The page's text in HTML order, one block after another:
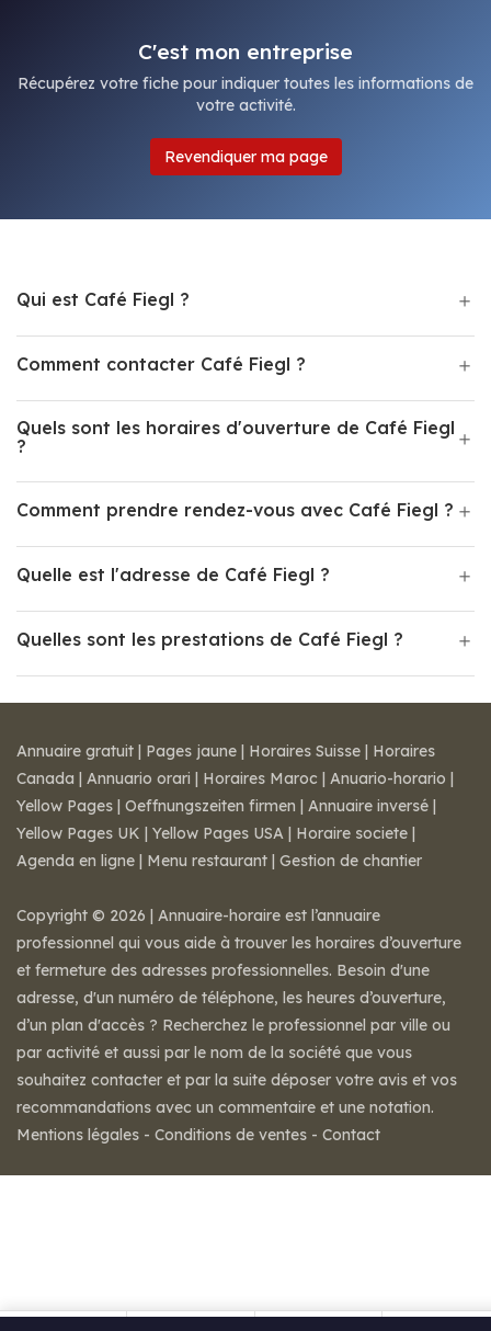
C'est mon entreprise
Récupérez votre fiche pour indiquer toutes les informations de
votre activité.
Revendiquer ma page
Qui est Café Fiegl ?
Comment contacter Café Fiegl ?
Quels sont les horaires d'ouverture de Café Fiegl
?
Comment prendre rendez-vous avec Café Fiegl ?
Quelle est l'adresse de Café Fiegl ?
Quelles sont les prestations de Café Fiegl ?
Annuaire gratuit | Pages jaune | Horaires Suisse | Horaires
Canada | Annuario orari | Horaires Maroc | Anuario-horario |
Yellow Pages | Oeffnungszeiten firmen | Annuaire inversé |
Yellow Pages UK | Yellow Pages USA | Horaire societe |
Agenda en ligne | Menu restaurant | Gestion de chantier
Copyright © 2026 | Annuaire-horaire est l’annuaire
professionnel qui vous aide à trouver les horaires d’ouverture
et fermeture des adresses professionnelles. Besoin d'une
adresse, d'un numéro de téléphone, les heures d’ouverture,
d’un plan d'accès ? Recherchez le professionnel par ville ou
par activité et aussi par le nom de la société que vous
souhaitez contacter et par la suite déposer votre avis et vos
recommandations avec un commentaire et une notation.
Mentions légales - Conditions de ventes - Contact